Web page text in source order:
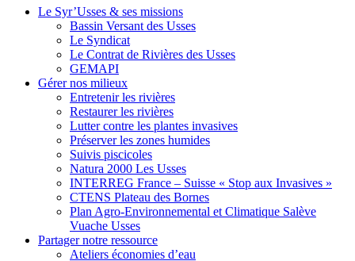
Le Syr’Usses & ses missions
Bassin Versant des Usses
Le Syndicat
Le Contrat de Rivières des Usses
GEMAPI
Gérernos milieux
Entretenir les rivières
Restaurer les rivières
Lutter contre les plantes invasives
Préserver les zones humides
Suivis piscicoles
Natura 2000 Les Usses
INTERREG France – Suisse « Stop aux Invasives »
CTENS Plateau des Bornes
Plan Agro-Environnemental et Climatique Salève
Vuache Usses
Partagernotre ressource
Ateliers économies d’eau